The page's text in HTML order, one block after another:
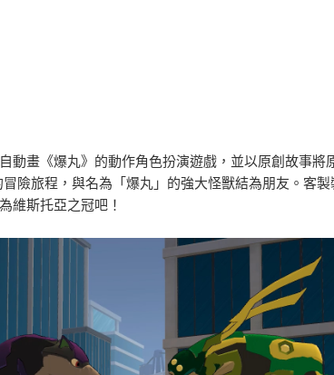
畫《爆丸》的動作角色扮演遊戲，並以原創故事將
險旅程，與名為「爆丸」的強大怪獸結為朋友。客
維斯托亞之冠吧！